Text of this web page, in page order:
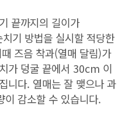
끝까지의 길이가
기 방법을 실시할 적당한
즈음 착과(열매 달림)가
가 덩굴 끝에서 30cm 이
니다. 열매는 잘 맺으나 과
이 감소할 수 있습니다.